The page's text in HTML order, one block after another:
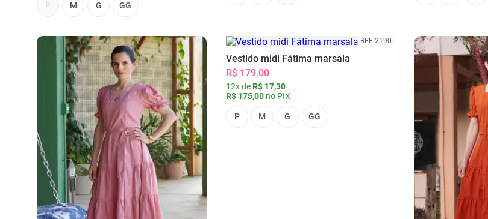
P M G GG
REF 2190
Vestido midi Fátima marsala
R$ 179,00
12x de R$ 17,30
R$ 175,00no PIX
P M G GG